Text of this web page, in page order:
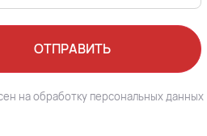
ОТПРАВИТЬ
на обработку персональных данных